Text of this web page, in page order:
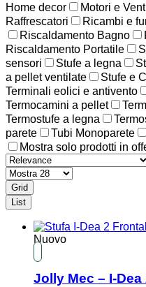
Home decor
Motori e
Raffrescatori
Ricambi e
Riscaldamento Bagno
Riscaldamento Portatile
sensori
Stufe a legna
a pellet ventilate
Stufe e
Terminali eolici e antivento
Termocamini a pellet
Termostufe a legna
parete
Tubi Monoparete
Mostra solo prodotti in
Grid
List
Nuovo
Jolly Mec – I-Dea